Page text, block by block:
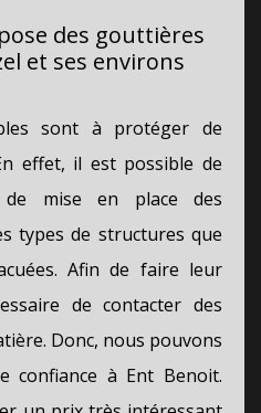
des gouttières
et ses environs
sont à protéger de
effet, il est possible de
mise en place des
types de structures que
Afin de faire leur
de contacter des
Donc, nous pouvons
confiance à Ent Benoit.